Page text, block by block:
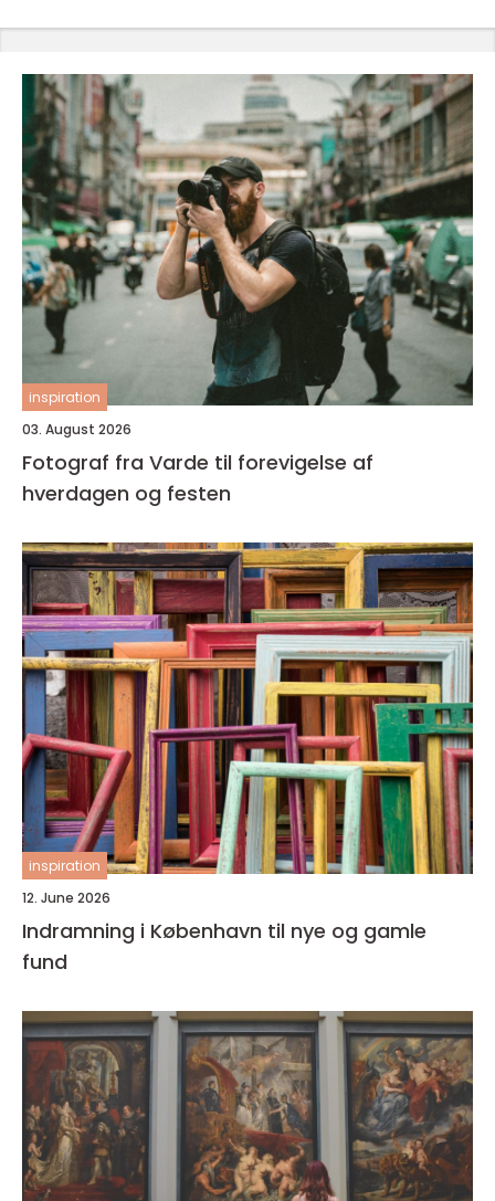
inspiration
03. August 2026
Fotograf fra Varde til forevigelse af
hverdagen og festen
inspiration
12. June 2026
Indramning i København til nye og gamle
fund